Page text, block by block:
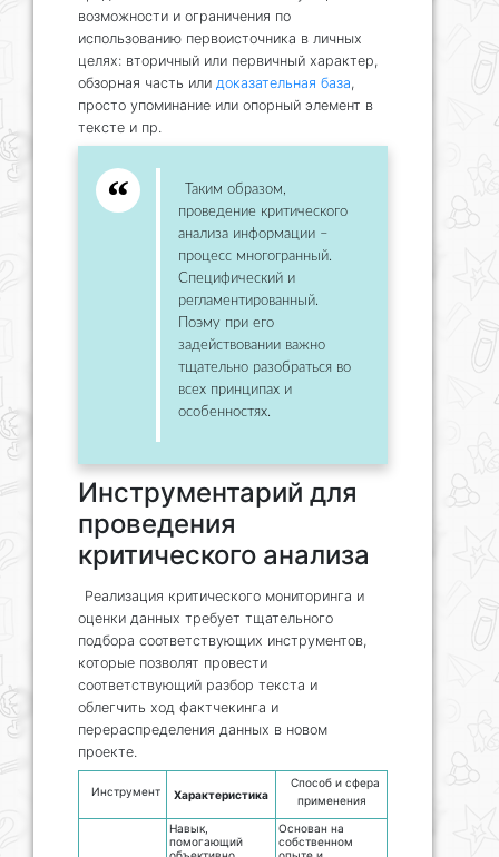
возможности и ограничения по
использованию первоисточника в личных
целях: вторичный или первичный характер,
обзорная часть или доказательная база,
просто упоминание или опорный элемент в
тексте и пр.
Таким образом,
проведение критического
анализа информации –
процесс многогранный.
Специфический и
регламентированный.
Поэму при его
задействовании важно
тщательно разобраться во
всех принципах и
особенностях.
Инструментарий для
проведения
критического анализа
Реализация критического мониторинга и
оценки данных требует тщательного
подбора соответствующих инструментов,
которые позволят провести
соответствующий разбор текста и
облегчить ход фактчекинга и
перераспределения данных в новом
проекте.
Инструмент Характеристика
Способ и сфера
применения
Навык,
помогающий
Основан на
собственном